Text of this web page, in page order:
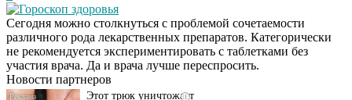
Гороскоп здоровья
Сегодня можно столкнуться с проблемой сочетаемости
различного рода лекарственных препаратов. Категорически
не рекомендуется экспериментировать с таблетками без
участия врача. Да и врача лучше переспросить.
Новости партнеров
Даже самый
запущенный грибок
исчезнет с корнем,
если перед сном…
i
Этот трюк уничтожает